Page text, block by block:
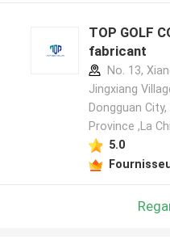
TOP GOLF
fabricant
No. 13,
Jingxiang
Dongguan
Province ,La
5.0